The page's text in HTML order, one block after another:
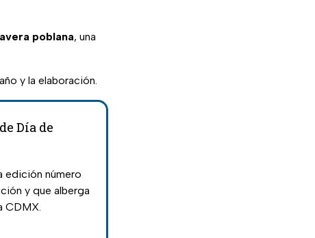
poblana, una
y la elaboración.
Día de
edición número
y que alberga
CDMX.